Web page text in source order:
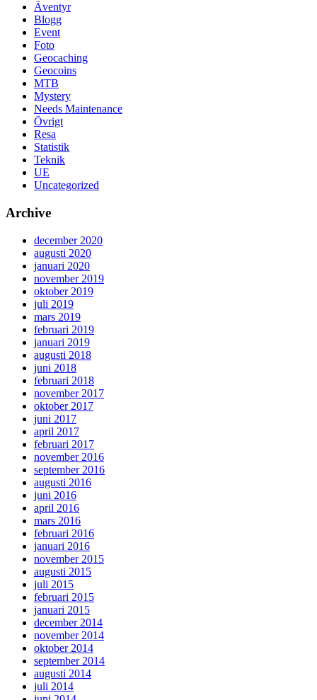
Äventyr
Blogg
Event
Foto
Geocaching
Geocoins
MTB
Mystery
Needs Maintenance
Övrigt
Resa
Statistik
Teknik
UE
Uncategorized
Archive
december 2020
augusti 2020
januari 2020
november 2019
oktober 2019
juli 2019
mars 2019
februari 2019
januari 2019
augusti 2018
juni 2018
februari 2018
november 2017
oktober 2017
juni 2017
april 2017
februari 2017
november 2016
september 2016
augusti 2016
juni 2016
april 2016
mars 2016
februari 2016
januari 2016
november 2015
augusti 2015
juli 2015
februari 2015
januari 2015
december 2014
november 2014
oktober 2014
september 2014
augusti 2014
juli 2014